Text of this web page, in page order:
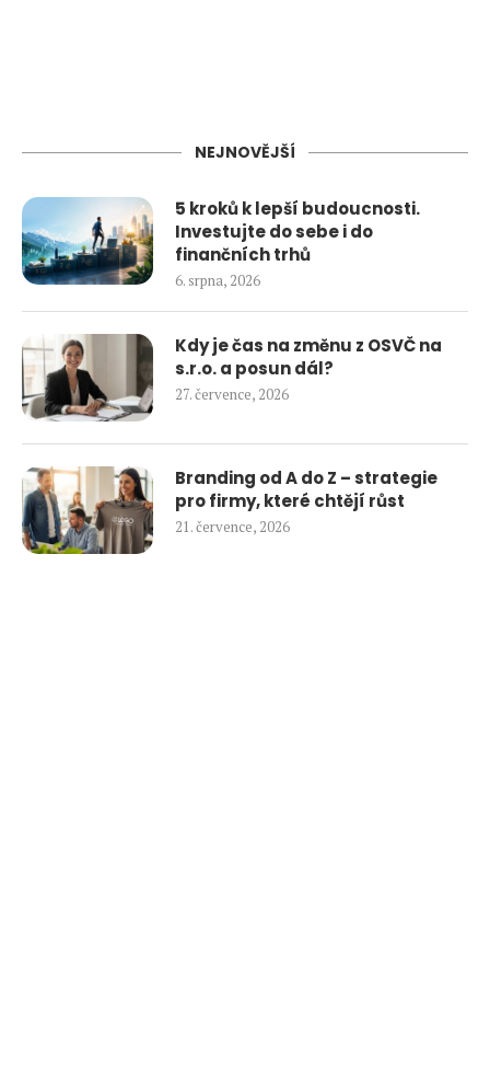
NEJNOVĚJŠÍ
5 kroků k lepší budoucnosti.
Investujte do sebe i do
finančních trhů
6. srpna, 2026
Kdy je čas na změnu z OSVČ na
s.r.o. a posun dál?
27. července, 2026
Branding od A do Z – strategie
pro firmy, které chtějí růst
21. července, 2026